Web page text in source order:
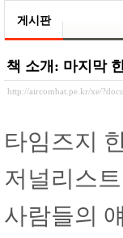
게시판
책 소개: 마지막
http://aircombat.pe.kr/xe/
타임즈지
저널리스
사람들의